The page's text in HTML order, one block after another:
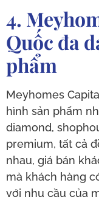
4.
Quốc đa
phẩm
Meyhomes
hình sản phẩm
diamond,
premium, tất cả
nhau, giá bán
mà khách hàng
với nhu cầu của